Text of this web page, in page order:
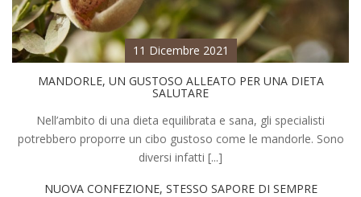
11 Dicembre 2021
MANDORLE, UN GUSTOSO ALLEATO PER UNA DIETA
SALUTARE
Nell’ambito di una dieta equilibrata e sana, gli specialisti
potrebbero proporre un cibo gustoso come le mandorle. Sono
diversi infatti [...]
NUOVA CONFEZIONE, STESSO SAPORE DI SEMPRE